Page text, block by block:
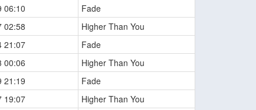
06:10
Fade
02:58
Higher Than You
21:07
Fade
00:06
Higher Than You
21:19
Fade
19:07
Higher Than You